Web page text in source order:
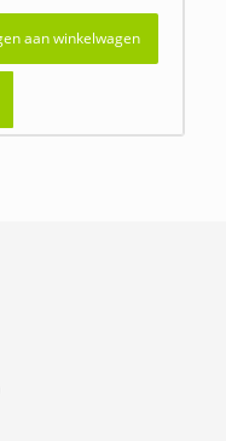
aan winkelwagen